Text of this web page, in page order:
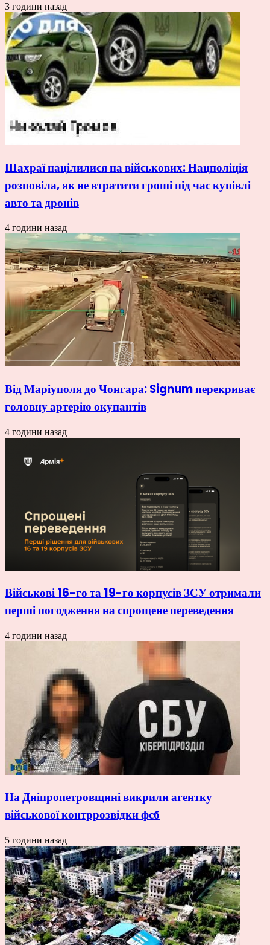
3 години назад
Шахраї націлилися на військових: Нацполіція
розповіла, як не втратити гроші під час купівлі
авто та дронів
4 години назад
Від Маріуполя до Чонгара: Signum перекриває
головну артерію окупантів
4 години назад
Військові 16-го та 19-го корпусів ЗСУ отримали
перші погодження на спрощене переведення
4 години назад
На Дніпропетровщині викрили агентку
військової контррозвідки фсб
5 години назад